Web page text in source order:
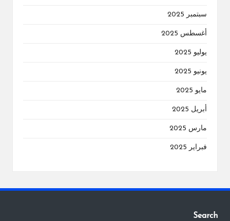
سبتمبر 2025
أغسطس 2025
يوليو 2025
يونيو 2025
مايو 2025
أبريل 2025
مارس 2025
فبراير 2025
Search